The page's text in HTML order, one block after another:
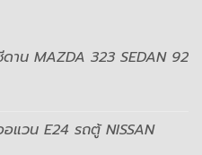
าน MAZDA 323 SEDAN 92
แวน E24 รถตู้ NISSAN